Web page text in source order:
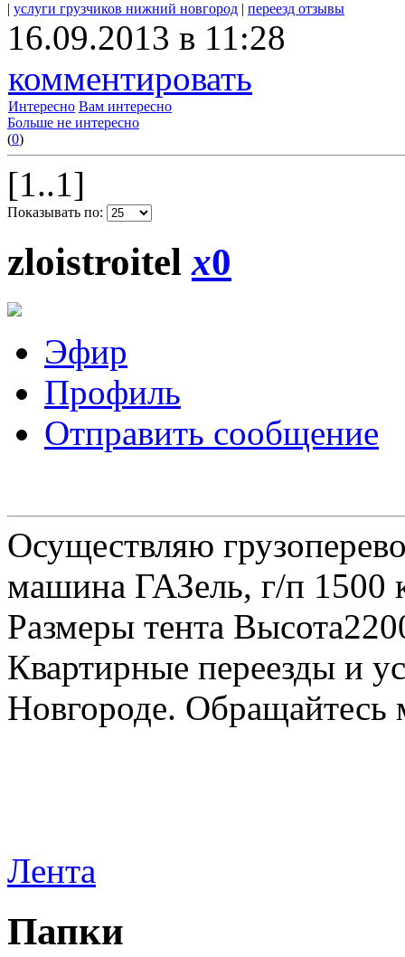
| услуги грузчиков нижний новгород | переезд отзывы
16.09.2013 в 11:28
комментировать
Интересно Вам интересно
Больше не интересно
(0)
[1..1]
Показывать по:
zloistroitelx0
Эфир
Профиль
Отправить сообщение
Осуществляю
машина ГАЗель, г/п 1500
Размеры тента
Квартирные переезды и
Новгороде.
Лента
Папки